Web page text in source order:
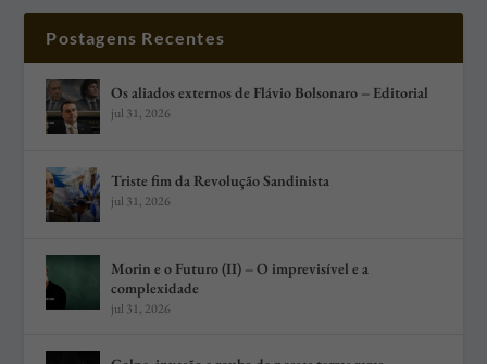
Postagens Recentes
Os aliados externos de Flávio Bolsonaro – Editorial
jul 31, 2026
Triste fim da Revolução Sandinista
jul 31, 2026
Morin e o Futuro (II) – O imprevisível e a
complexidade
jul 31, 2026